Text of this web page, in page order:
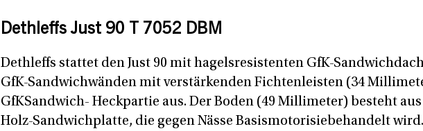
Dethleffs Just 90 T 7052 DBM
Dethleffs stattet den Just 90 mit hagelsresistenten GfK-
GfK-Sandwichwänden mit verstärkenden Fichtenleisten (34
GfKSandwich- Heckpartie aus. Der Boden (49 Millimeter) besteht
Holz-Sandwichplatte, die gegen Nässe Basismotorisiebehandelt